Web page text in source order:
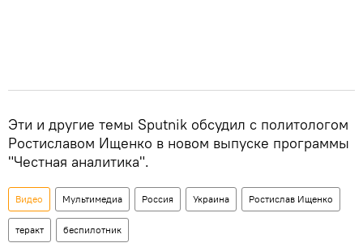
Эти и другие темы Sputnik обсудил с политологом
Ростиславом Ищенко в новом выпуске программы
"Честная аналитика".
Видео Мультимедиа Россия Украина Ростислав Ищенко
теракт беспилотник